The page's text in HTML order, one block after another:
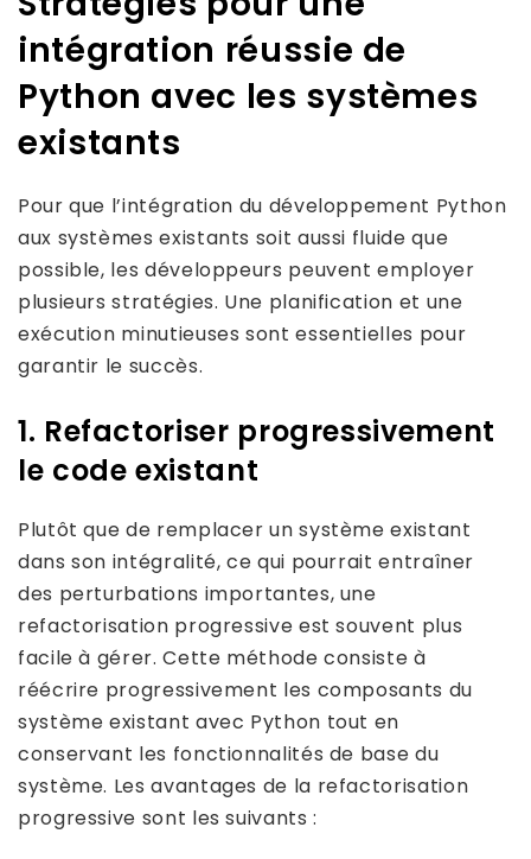
intégration réussie de
Python avec les systèmes
existants
Pour que l’intégration du développement Python
aux systèmes existants soit aussi fluide que
possible, les développeurs peuvent employer
plusieurs stratégies. Une planification et une
exécution minutieuses sont essentielles pour
garantir le succès.
1. Refactoriser progressivement
le code existant
Plutôt que de remplacer un système existant
dans son intégralité, ce qui pourrait entraîner
des perturbations importantes, une
refactorisation progressive est souvent plus
facile à gérer. Cette méthode consiste à
réécrire progressivement les composants du
système existant avec Python tout en
conservant les fonctionnalités de base du
système. Les avantages de la refactorisation
progressive sont les suivants :